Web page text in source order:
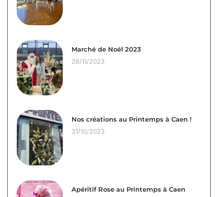
Marché de Noël 2023
28/11/2023
Nos créations au Printemps à Caen !
31/10/2023
Apéritif Rose au Printemps à Caen